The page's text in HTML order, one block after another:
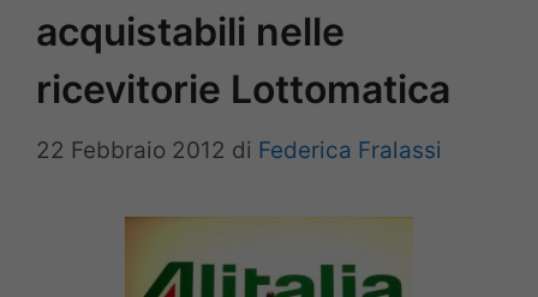
acquistabili nelle
ricevitorie Lottomatica
22 Febbraio 2012 di Federica Fralassi